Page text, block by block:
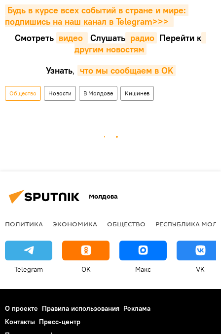
Будь в курсе всех событий в стране и мире:
подпишись на наш канал в Telegram>>>
Смотреть видео Cлушать радио Перейти к
другим новостям
Узнать, что мы сообщаем в OK
Общество Новости В Молдове Кишинев
Молдова
ПОЛИТИКА ЭКОНОМИКА ОБЩЕСТВО РЕСПУБЛИКА
Telegram OK Макс VK
О проекте Правила использования Реклама
Контакты Пресс-центр